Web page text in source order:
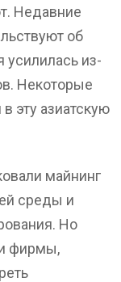
Недавние
об
усилилась из-
Некоторые
эту азиатскую
майнинг
среды и
Но
фирмы,